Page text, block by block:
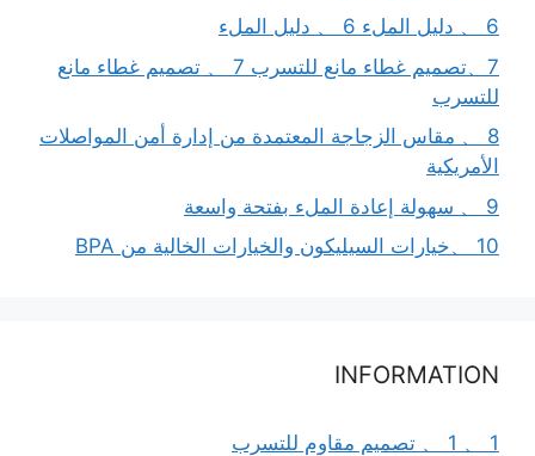
6 、 دليل الملء 6 、 دليل الملء
7、تصميم غطاء مانع للتسرب 7 、 تصميم غطاء مانع
للتسرب
8 、 مقاس الزجاجة المعتمدة من إدارة أمن المواصلات
الأمريكية
9 、 سهولة إعادة الملء بفتحة واسعة
10 、خيارات السيليكون والخيارات الخالية من BPA
INFORMATION
1 、 1 、 تصميم مقاوم للتسرب